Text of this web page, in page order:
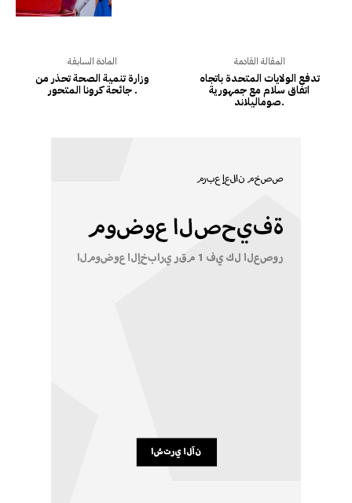
المادة السابقة
وزارة تنمية الصحة تحذر من
جائحة كرونا المتحور .
المقالة القادمة
تدفع الولايات المتحدة باتجاه
اتفاق سلام مع جمهورية
صوماليلاند.